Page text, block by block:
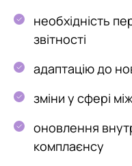
необхідність
звітності
адаптацію до
зміни у сфері
оновлення
комплаєнсу